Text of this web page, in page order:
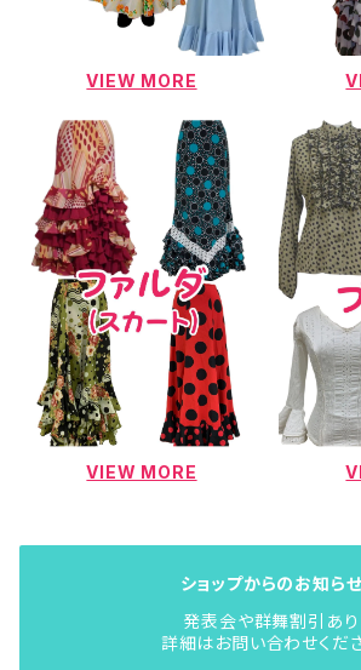
VIEW MORE
VIEW MORE
ショップからのお知ら
発表会や群舞割引あり
詳細はお問い合わせくだ